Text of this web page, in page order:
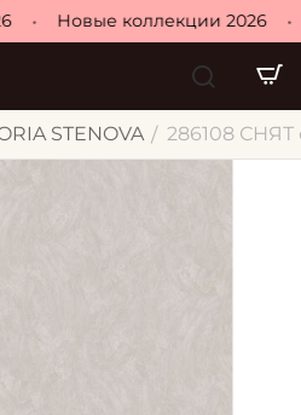
Новые коллекции 2026
STENOVA / 286108 СНЯТ